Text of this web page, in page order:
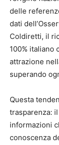
delle
dati
Coldiretti, il
100% italiano
attrazione
superando
Questa
trasparenza:
informazioni
conoscenza